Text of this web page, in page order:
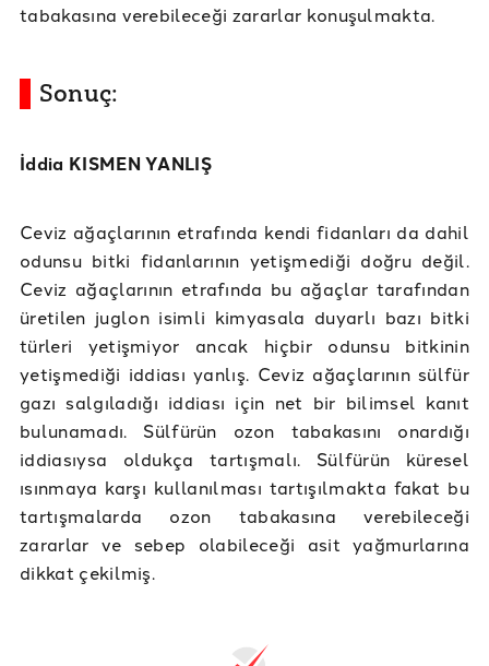
tabakasına verebileceği zararlar konuşulmakta.
Sonuç:
İddia KISMEN YANLIŞ
Ceviz ağaçlarının etrafında kendi fidanları da dahil
odunsu bitki fidanlarının yetişmediği doğru değil.
Ceviz ağaçlarının etrafında bu ağaçlar tarafından
üretilen juglon isimli kimyasala duyarlı bazı bitki
türleri yetişmiyor ancak hiçbir odunsu bitkinin
yetişmediği iddiası yanlış. Ceviz ağaçlarının sülfür
gazı salgıladığı iddiası için net bir bilimsel kanıt
bulunamadı. Sülfürün ozon tabakasını onardığı
iddiasıysa oldukça tartışmalı. Sülfürün küresel
ısınmaya karşı kullanılması tartışılmakta fakat bu
tartışmalarda ozon tabakasına verebileceği
zararlar ve sebep olabileceği asit yağmurlarına
dikkat çekilmiş.